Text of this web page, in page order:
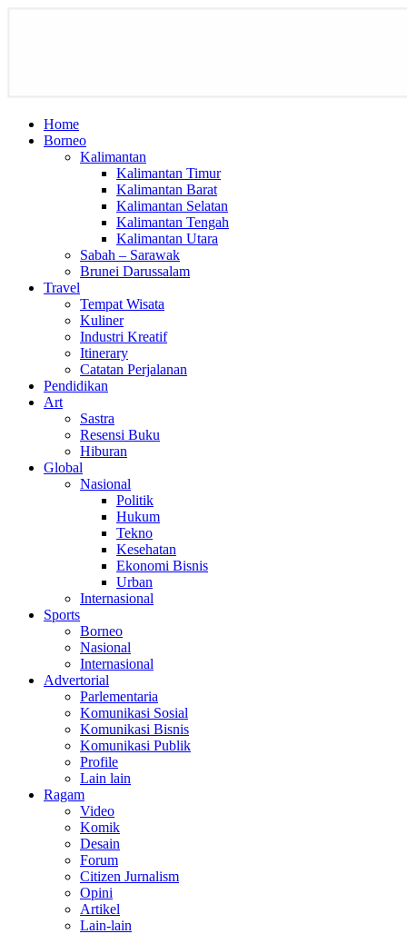
Home
Borneo
Kalimantan
Kalimantan Timur
Kalimantan Barat
Kalimantan Selatan
Kalimantan Tengah
Kalimantan Utara
Sabah – Sarawak
Brunei Darussalam
Travel
Tempat Wisata
Kuliner
Industri Kreatif
Itinerary
Catatan Perjalanan
Pendidikan
Art
Sastra
Resensi Buku
Hiburan
Global
Nasional
Politik
Hukum
Tekno
Kesehatan
Ekonomi Bisnis
Urban
Internasional
Sports
Borneo
Nasional
Internasional
Advertorial
Parlementaria
Komunikasi Sosial
Komunikasi Bisnis
Komunikasi Publik
Profile
Lain lain
Ragam
Video
Komik
Desain
Forum
Citizen Jurnalism
Opini
Artikel
Lain-lain